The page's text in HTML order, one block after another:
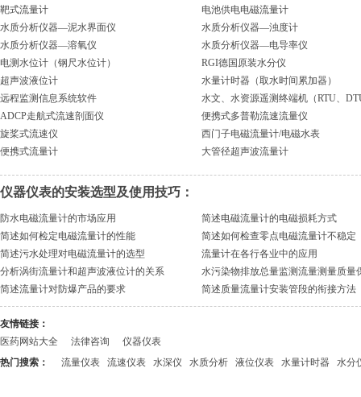
靶式流量计
电池供电电磁流量计
水质分析仪器—泥水界面仪
水质分析仪器—浊度计
水质分析仪器—溶氧仪
水质分析仪器—电导率仪
电测水位计（钢尺水位计）
RGI德国原装水分仪
超声波液位计
水量计时器（取水时间累加器）
远程监测信息系统软件
水文、水资源遥测终端机（RTU、
ADCP走航式流速剖面仪
便携式多普勒流速流量仪
旋桨式流速仪
西门子电磁流量计/电磁水表
便携式流量计
大管径超声波流量计
仪器仪表的安装选型及使用技巧：
防水电磁流量计的市场应用
简述电磁流量计的电磁损耗方式
简述如何检定电磁流量计的性能
简述如何检查零点电磁流量计不稳定
简述污水处理对电磁流量计的选型
流量计在各行各业中的应用
分析涡街流量计和超声波液位计的关系
水污染物排放总量监测流量测量质量
简述流量计对防爆产品的要求
简述质量流量计安装管段的衔接方法
友情链接：
医药网站大全
法律咨询
仪器仪表
热门搜索：
流量仪表 流速仪表 水深仪 水质分析 液位仪表 水量计时器 水分